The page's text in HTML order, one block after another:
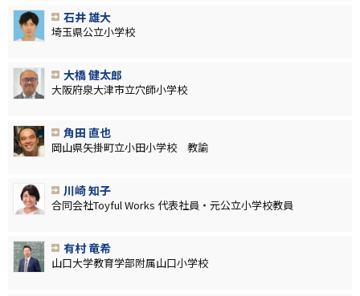
石井 雄大
埼玉県公立小学校
大橋 健太郎
大阪府泉大津市立穴師小学校
角田 直也
岡山県矢掛町立小田小学校 教諭
川崎 知子
合同会社Toyful Works 代表社員・元公立小学校教員
有村 竜希
山口大学教育学部附属山口小学校